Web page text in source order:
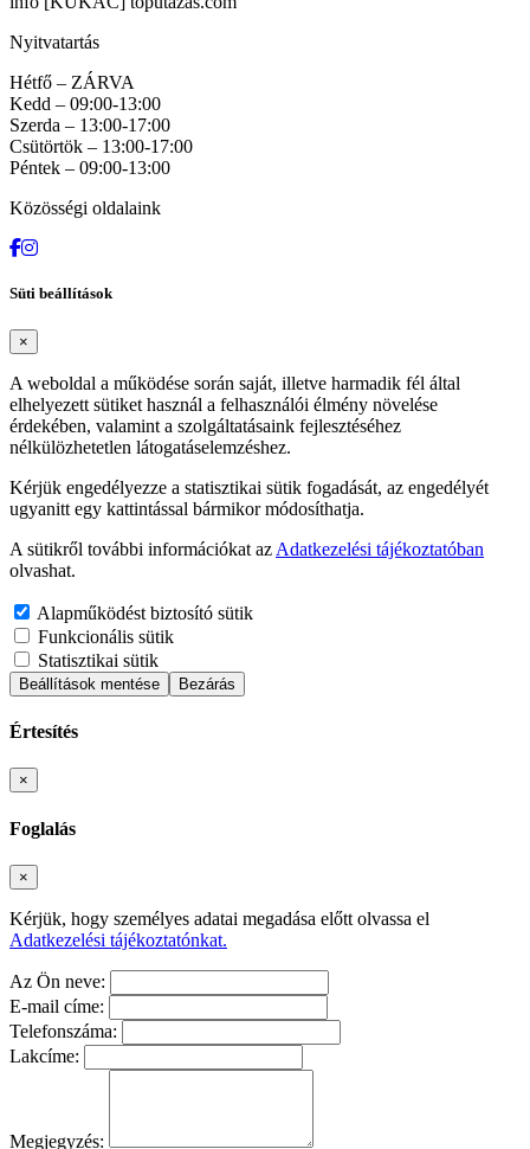
Nyitvatartás
Hétfő – ZÁRVA
Kedd – 09:00-13:00
Szerda – 13:00-17:00
Csütörtök – 13:00-17:00
Péntek – 09:00-13:00
Közösségi oldalaink
Süti beállítások
×
A weboldal a működése során saját, illetve harmadik fél által
elhelyezett sütiket használ a felhasználói élmény növelése
érdekében, valamint a szolgáltatásaink fejlesztéséhez
nélkülözhetetlen látogatáselemzéshez.
Kérjük engedélyezze a statisztikai sütik fogadását, az engedélyét
ugyanitt egy kattintással bármikor módosíthatja.
A sütikről további információkat az Adatkezelési tájékoztatóban
olvashat.
Alapműködést biztosító sütik
Funkcionális sütik
Statisztikai sütik
Beállítások mentése Bezárás
Értesítés
×
Foglalás
×
Kérjük, hogy személyes adatai megadása előtt olvassa el
Adatkezelési tájékoztatónkat.
Az Ön neve:
E-mail címe:
Telefonszáma:
Lakcíme:
Megjegyzés: